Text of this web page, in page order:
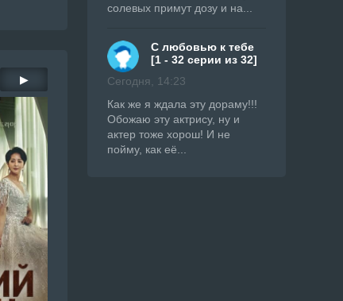
▶
солевых примут дозу и на...
С любовью к тебе
[1 - 32 серии из 32]
Сегодня, 14:23
Как же я ждала эту дораму!!!
Обожаю эту актрису, ну и
актер тоже хорош! И не
пойму, как её...